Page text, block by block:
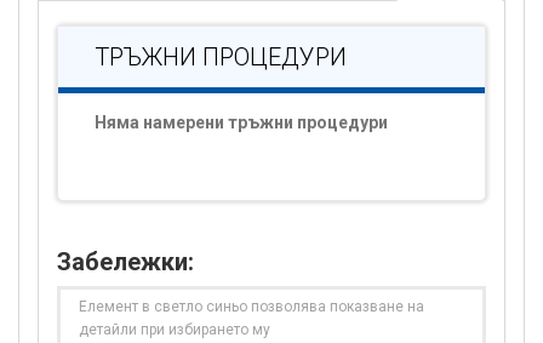
ТРЪЖНИ ПРОЦЕДУРИ
Няма намерени тръжни процедури
Забележки:
Елемент в светло синьо позволява показване на
детайли при избирането му